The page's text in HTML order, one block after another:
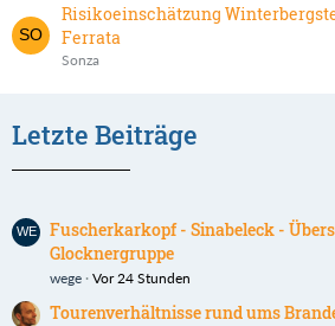
Risikoeinschätzung
Ferrata
Sonza
Letzte Beiträge
Fuscherkarkopf - Sinabeleck -
Glocknergruppe
wege Vor 24 Stunden
Tourenverhältnisse rund ums